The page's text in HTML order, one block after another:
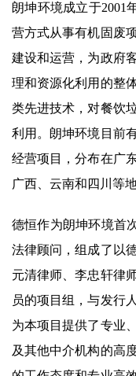
朗坤环境成立于2001
营方式从事有机固废
建设和运营，为政府
理和资源化利用的整
类先进技术，对餐饮
利用。朗坤环境目前
经营项目，分布在广
广西、云南和四川等地
德恒作为朗坤环境首
法律顾问，组成了以
元清律师、李忠轩律
员的项目组，与发行
为本项目提供了专业
及其他中介机构的高